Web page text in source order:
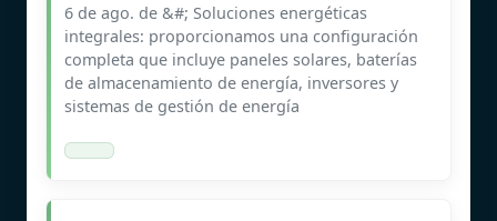
6 de ago. de &#; Soluciones energéticas
integrales: proporcionamos una configuración
completa que incluye paneles solares, baterías
de almacenamiento de energía, inversores y
sistemas de gestión de energía